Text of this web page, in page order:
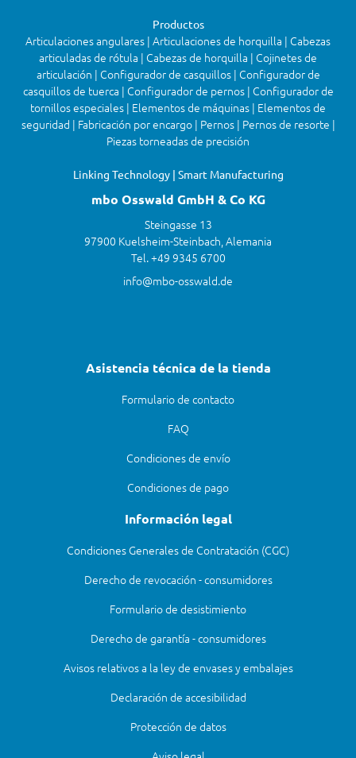
Productos
Articulaciones angulares | Articulaciones de horquilla | Cabezas
articuladas de rótula | Cabezas de horquilla | Cojinetes de
articulación | Configurador de casquillos | Configurador de
casquillos de tuerca | Configurador de pernos | Configurador de
tornillos especiales | Elementos de máquinas | Elementos de
seguridad | Fabricación por encargo | Pernos | Pernos de resorte |
Piezas torneadas de precisión
Linking Technology | Smart Manufacturing
mbo Osswald GmbH & Co KG
Steingasse 13
97900 Kuelsheim-Steinbach, Alemania
Tel. +49 9345 6700
info@mbo-osswald.de
Asistencia técnica de la tienda
Formulario de contacto
FAQ
Condiciones de envío
Condiciones de pago
Información legal
Condiciones Generales de Contratación (CGC)
Derecho de revocación - consumidores
Formulario de desistimiento
Derecho de garantía - consumidores
Avisos relativos a la ley de envases y embalajes
Declaración de accesibilidad
Protección de datos